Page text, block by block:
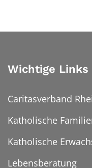
Wichtige Links
Caritasverband
Katholische
Katholische
Lebensberatung